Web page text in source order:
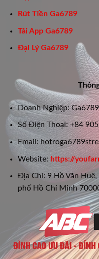
Rút Tiền Ga6789
Tải App Ga6789
Đại Lý Ga6789
Doanh Nghiệp:
Số Điện Thoại: +84
Email:
Website:https://
Địa Chỉ: 9 Hồ Văn
phố Hồ Chí Minh